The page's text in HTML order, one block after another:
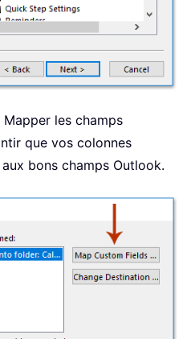
les champs
que vos colonnes
bons champs Outlook.